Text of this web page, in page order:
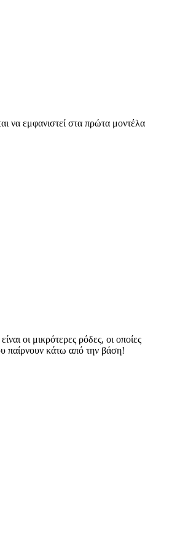
να εμφανιστεί στα πρώτα μοντέλα
οι μικρότερες ρόδες, οι οποίες
παίρνουν κάτω από την βάση!